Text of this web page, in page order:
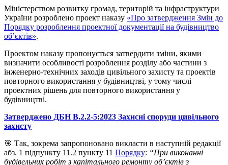
Міністерством розвитку громад, територій та інфраструктури
України розроблено проект наказу «Про затвердження Змін до
Порядку розроблення проектної документації на будівництво
об’єктів».
Проектом наказу пропонується затвердити зміни, якими
визначити особливості розроблення розділу або частини з
інженерно-технічних заходів цивільного захисту та проектів
повторного використання у будівництві, у тому числі
проектних рішень для повторного використання у
будівництві.
Затверджено ДБН В.2.2-5:2023 Захисні споруди цивільного
захисту
🎯 Так, зокрема запропоновано викласти в наступній редакції
абз. 1 підпункту 11.2 пункту 11 Порядку: “При виконанні
будівельних робіт з капітального ремонту об’єктів з